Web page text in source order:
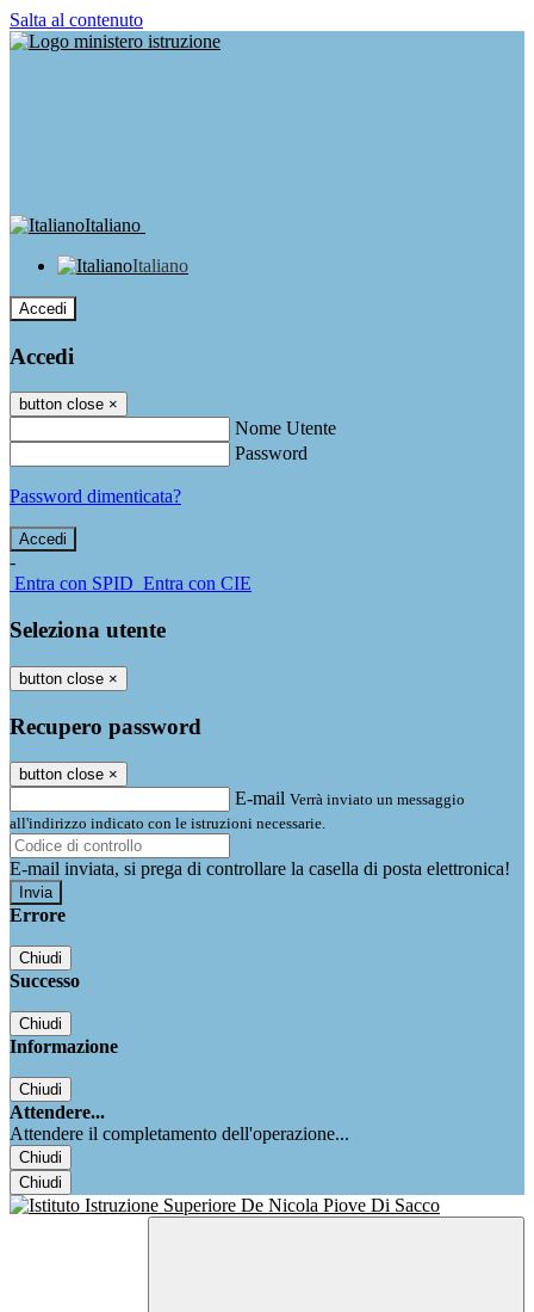
Salta al contenuto
Italiano
Italiano
Accedi
Accedi
button close ×
Nome Utente
Password
Password dimenticata?
-
Entra con SPID Entra con CIE
Seleziona utente
button close ×
Recupero password
button close ×
E-mail Verrà inviato un messaggio
all'indirizzo indicato con le istruzioni necessarie.
E-mail inviata, si prega di controllare la casella di posta elettronica!
Errore
Chiudi
Successo
Chiudi
Informazione
Chiudi
Attendere...
Attendere il completamento dell'operazione...
Chiudi
Chiudi